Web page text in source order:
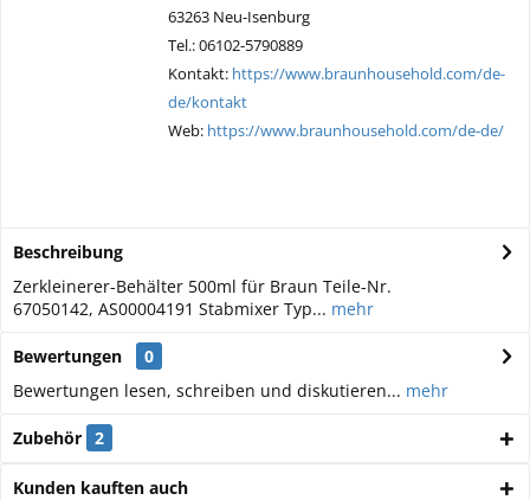
63263 Neu-Isenburg
Tel.: 06102-5790889
Kontakt: https://www.braunhousehold.com/de-
de/kontakt
Web: https://www.braunhousehold.com/de-de/
Beschreibung
Zerkleinerer-Behälter 500ml für Braun Teile-Nr.
67050142, AS00004191 Stabmixer Typ... mehr
Bewertungen
0
Bewertungen lesen, schreiben und diskutieren... mehr
Zubehör 2
Kunden kauften auch